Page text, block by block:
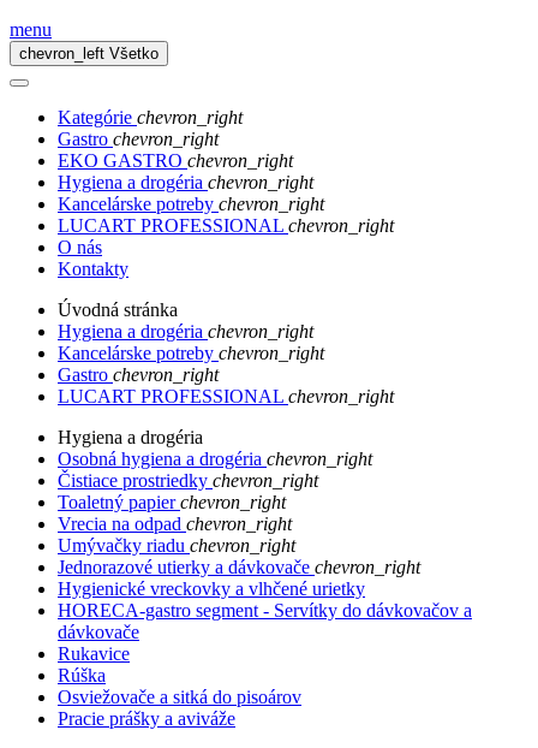
menu
chevron_left Všetko
Kategórie chevron_right
Gastro chevron_right
EKO GASTRO chevron_right
Hygiena a drogéria chevron_right
Kancelárske potreby chevron_right
LUCART PROFESSIONAL chevron_right
O nás
Kontakty
Úvodná stránka
Hygiena a drogéria chevron_right
Kancelárske potreby chevron_right
Gastro chevron_right
LUCART PROFESSIONAL chevron_right
Hygiena a drogéria
Osobná hygiena a drogéria chevron_right
Čistiace prostriedky chevron_right
Toaletný papierchevron_right
Vrecia na odpad chevron_right
Umývačky riadu chevron_right
Jednorazové utierky a dávkovače chevron_right
Hygienické vreckovky a vlhčené urietky
HORECA-gastro segment - Servítky do dávkovačov a
dávkovače
Rukavice
Rúška
Osviežovače a sitká do pisoárov
Pracie prášky a aviváže